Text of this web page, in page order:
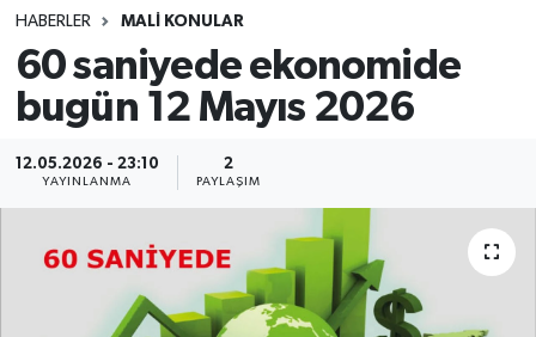
HABERLER MALİ KONULAR
60 saniyede ekonomide
bugün 12 Mayıs 2026
12.05.2026 - 23:10
YAYINLANMA
2
PAYLAŞIM
YARIŞMA/ETKİNLİKLER
ANKET
MEVZUAT/KARARLAR